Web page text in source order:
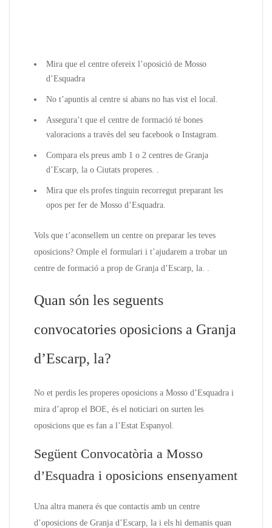
Mira que el centre ofereix l’oposició de Mosso
d’Esquadra
No t’apuntis al centre si abans no has vist el local.
Assegura’t que el centre de formació té bones
valoracions a travès del seu facebook o Instagram.
Compara els preus amb 1 o 2 centres de Granja
d’Escarp, la o Ciutats properes. .
Mira que els profes tinguin recorregut preparant les
opos per fer de Mosso d’Esquadra.
Vols que t’aconsellem un centre on preparar les teves
oposicions? Omple el formulari i t’ajudarem a trobar un
centre de formació a prop de Granja d’Escarp, la. .
Quan són les seguents
convocatories oposicions a Granja
d’Escarp, la?
No et perdis les properes oposicions a Mosso d’Esquadra i
mira d’aprop el BOE, és el noticiari on surten les
oposicions que es fan a l’Estat Espanyol.
Següent Convocatòria a Mosso
d’Esquadra i oposicions ensenyament
Una altra manera és que contactis amb un centre
d’oposicions de Granja d’Escarp, la i els hi demanis quan